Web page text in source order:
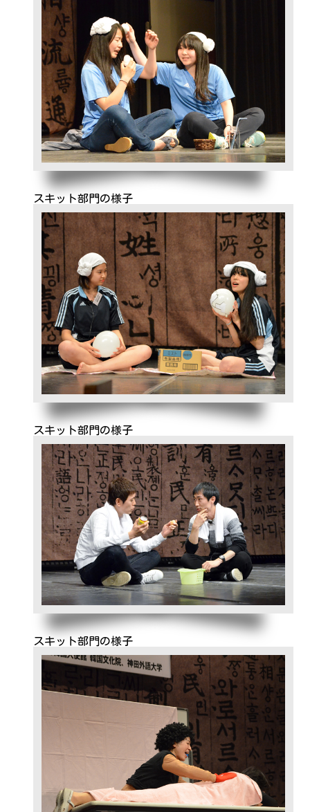
スキット部門の様子
スキット部門の様子
スキット部門の様子